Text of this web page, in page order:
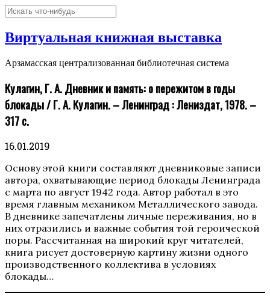
Виртуальная книжная выставка
Арзамасская централизованная библиотечная система
Кулагин, Г. А. Дневник и память: о пережитом в годы
блокады / Г. А. Кулагин. – Ленинград : Лениздат, 1978. –
317 с.
16.01.2019
Основу этой книги составляют дневниковые записи
автора, охватывающие период блокады Ленинграда
с марта по август 1942 года. Автор работал в это
время главным механиком Металлического завода.
В дневнике запечатлены личные переживания, но в
них отразились и важные события той героической
поры. Рассчитанная на широкий круг читателей,
книга рисует достоверную картину жизни одного
производственного коллектива в условиях
блокады…